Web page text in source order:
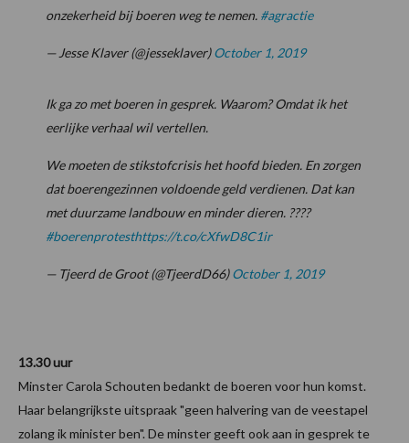
onzekerheid bij boeren weg te nemen. #agractie
— Jesse Klaver (@jesseklaver)October 1, 2019
Ik ga zo met boeren in gesprek. Waarom? Omdat ik het
eerlijke verhaal wil vertellen.
We moeten de stikstofcrisis het hoofd bieden. En zorgen
dat boerengezinnen voldoende geld verdienen. Dat kan
met duurzame landbouw en minder dieren. ????
#boerenprotesthttps://t.co/cXfwD8C1ir
— Tjeerd de Groot (@TjeerdD66)October 1, 2019
13.30 uur
Minster Carola Schouten bedankt de boeren voor hun komst.
Haar belangrijkste uitspraak "geen halvering van de veestapel
zolang ik minister ben". De minster geeft ook aan in gesprek te